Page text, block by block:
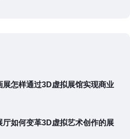
展怎样通过3D虚拟展馆实现商业
厅如何变革3D虚拟艺术创作的展